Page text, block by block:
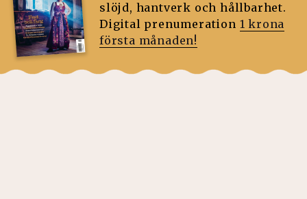
slöjd, hantverk och hållbarhet.
Digital prenumeration 1 krona
första månaden!